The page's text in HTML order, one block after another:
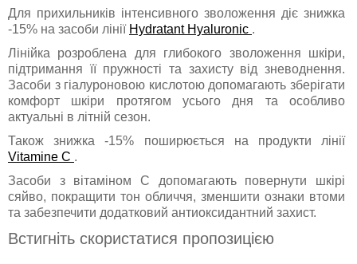
Для прихильників інтенсивного зволоження діє знижка
-15% на засоби лінії Hydratant Hyaluronic .
Лінійка розроблена для глибокого зволоження шкіри,
підтримання її пружності та захисту від зневоднення.
Засоби з гіалуроновою кислотою допомагають зберігати
комфорт шкіри протягом усього дня та особливо
актуальні в літній сезон.
Також знижка -15% поширюється на продукти лінії
Vitamine C .
Засоби з вітаміном С допомагають повернути шкірі
сяйво, покращити тон обличчя, зменшити ознаки втоми
та забезпечити додатковий антиоксидантний захист.
Встигніть скористатися пропозицією